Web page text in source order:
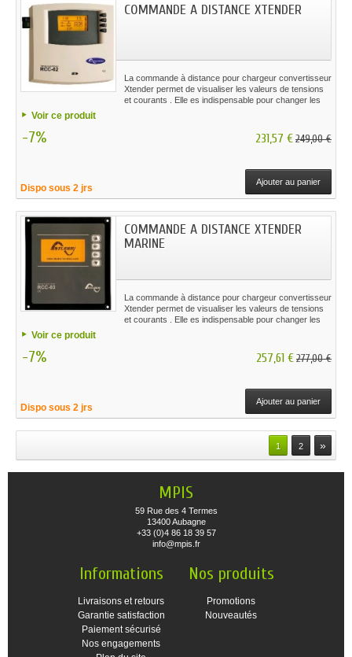
COMMANDE A DISTANCE XTENDER
La commande à distance pour chargeur convertisseur
Xtender permet de visualiser les valeurs de tensions
et courants . Elle es indispensable pour changer les
Voir ce produit
-7% 231,57 €249,00 €
Dispo sous 2 jrs
Ajouter au panier
COMMANDE A DISTANCE XTENDER
MARINE
La commande à distance pour chargeur convertisseur
Xtender permet de visualiser les valeurs de tensions
et courants . Elle es indispensable pour changer les
Voir ce produit
-7% 257,61 €277,00 €
Dispo sous 2 jrs
Ajouter au panier
1 2 »
MPIS
59 Rue des 4 Termes
13400 Aubagne
+33 (0)4 86 18 39 57
info@mpis.fr
Informations
Livraisons et retours
Garantie satisfaction
Paiement sécurisé
Nos engagements
Nos produits
Promotions
Nouveautés